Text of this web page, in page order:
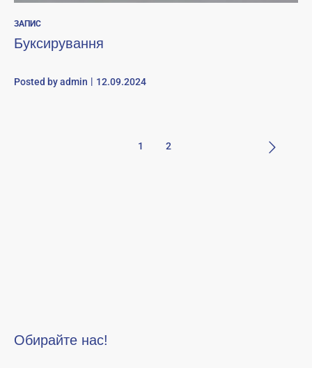
ЗАПИС
Буксирування
Posted byadmin 12.09.2024
1 2
Обирайте нас!